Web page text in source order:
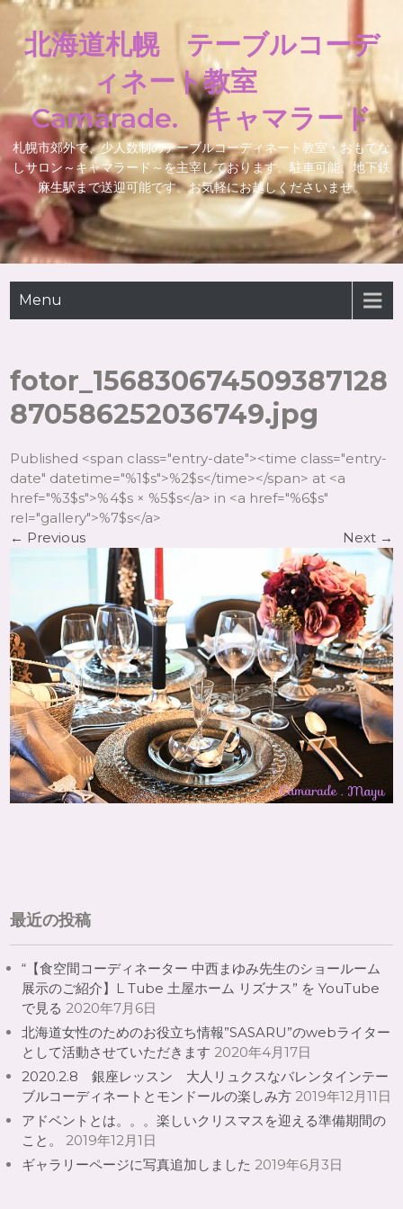
北海道札幌 テーブルコーデ
ィネート教室
Camarade. キャマラード
札幌市郊外で、少人数制のテーブルコーディネート教室・おもてな
しサロン～キャマラード～を主宰しております。駐車可能、地下鉄
麻生駅まで送迎可能です。お気軽にお越しくださいませ。
Menu
fotor_156830674509387128
870586252036749.jpg
Published <span class="entry-date"><time class="entry-
date" datetime="%1$s">%2$s</time></span> at <a
href="%3$s">%4$s × %5$s</a> in <a href="%6$s"
rel="gallery">%7$s</a>
← Previous Next →
最近の投稿
“【食空間コーディネーター 中西まゆみ先生のショールーム
展示のご紹介】L Tube 土屋ホーム リズナス” を YouTube
で見る 2020年7月6日
北海道女性のためのお役立ち情報”SASARU”のwebライター
として活動させていただきます 2020年4月17日
2020.2.8 銀座レッスン 大人リュクスなバレンタインテー
ブルコーディネートとモンドールの楽しみ方 2019年12月11日
アドベントとは。。。楽しいクリスマスを迎える準備期間の
こと。
2019年12月1日
ギャラリーページに写真追加しました 2019年6月3日